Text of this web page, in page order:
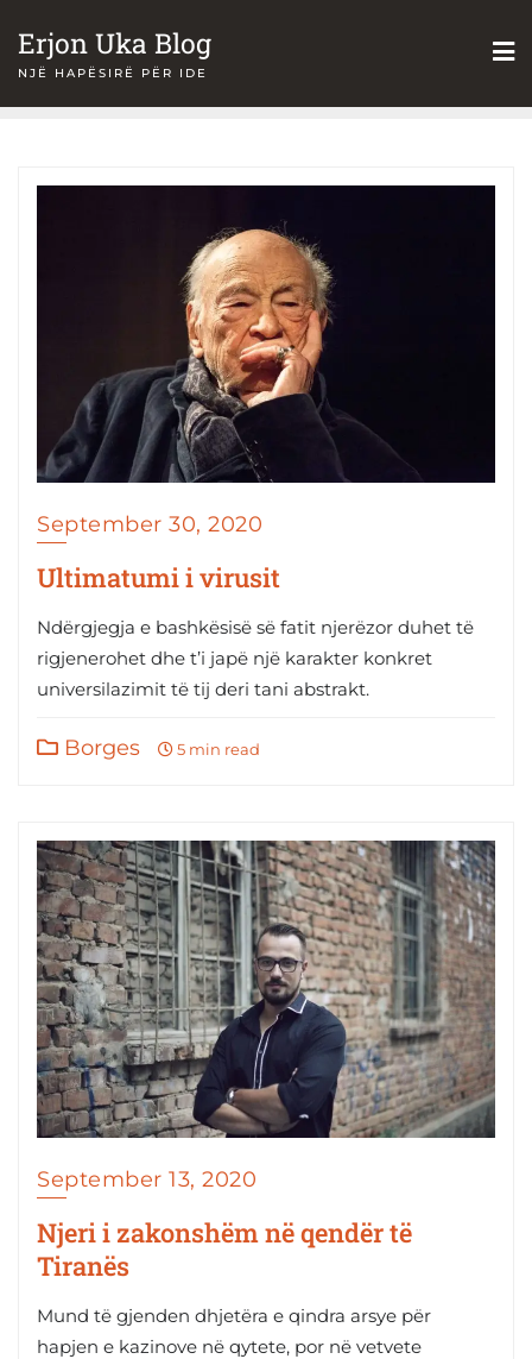
toErjon Uka Blog
NJË HAPËSIRË PËR IDE
September 30, 2020
Ultimatumi i virusit
Ndërgjegja e bashkësisë së fatit njerëzor duhet të
rigjenerohet dhe t’i japë një karakter konkret
universilazimit të tij deri tani abstrakt.
Borges 5 min read
September 13, 2020
Njeri i zakonshëm në qendër të
Tiranës
Mund të gjenden dhjetëra e qindra arsye për
hapjen e kazinove në qytete, por në vetvete